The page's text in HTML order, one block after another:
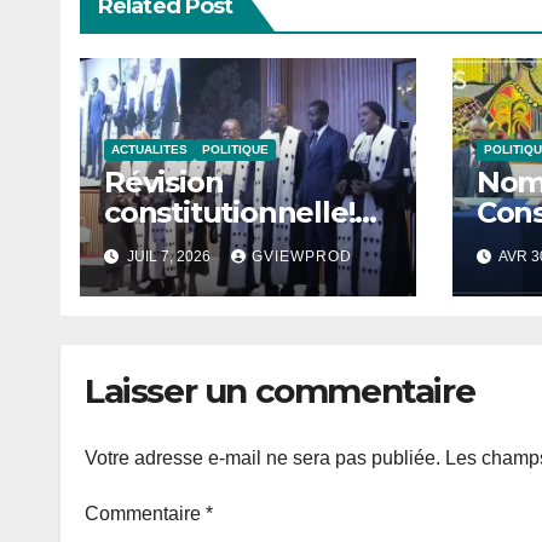
Related Post
ACTUALITES POLITIQUE
Révision
constitutionnelle!
Bassirou Diomaye
Faye saisit le
Conseil
institutionnel
JUIL 7, 2026 GVIEWPROD AVR
Laisser un commentaire
Votre adresse e-mail ne sera pas publiée. Les
Commentaire *